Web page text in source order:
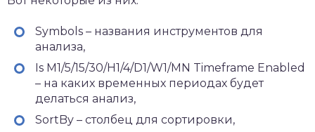
Symbols – названия инструментов для
анализа,
Is M1/5/15/30/H1/4/D1/W1/MN Timeframe Enabled
– на каких временных периодах будет
делаться анализ,
SortBy – столбец для сортировки,